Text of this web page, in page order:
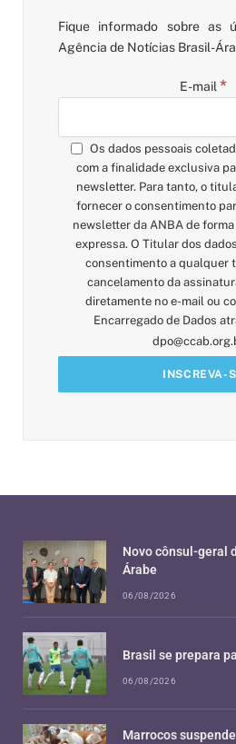
Fique informado sobre as
Agência de Notícias Brasil-
E-mail*
Os dados pessoais
com a finalidade exclusiva
newsletter. Para tanto, o
fornecer o consentimento
newsletter da ANBA de
expressa. O Titular dos
consentimento a qualquer
cancelamento da
diretamente no e-mail ou
Encarregado de Dados
Novo cônsul-geral
Árabe
06/08/2026
Brasil se prepara
06/08/2026
Marrocos